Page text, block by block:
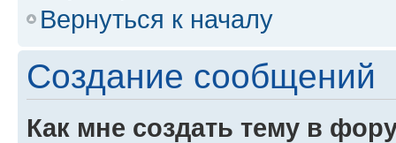
Вернуться к началу
Создание сообщений
Как мне создать тему в